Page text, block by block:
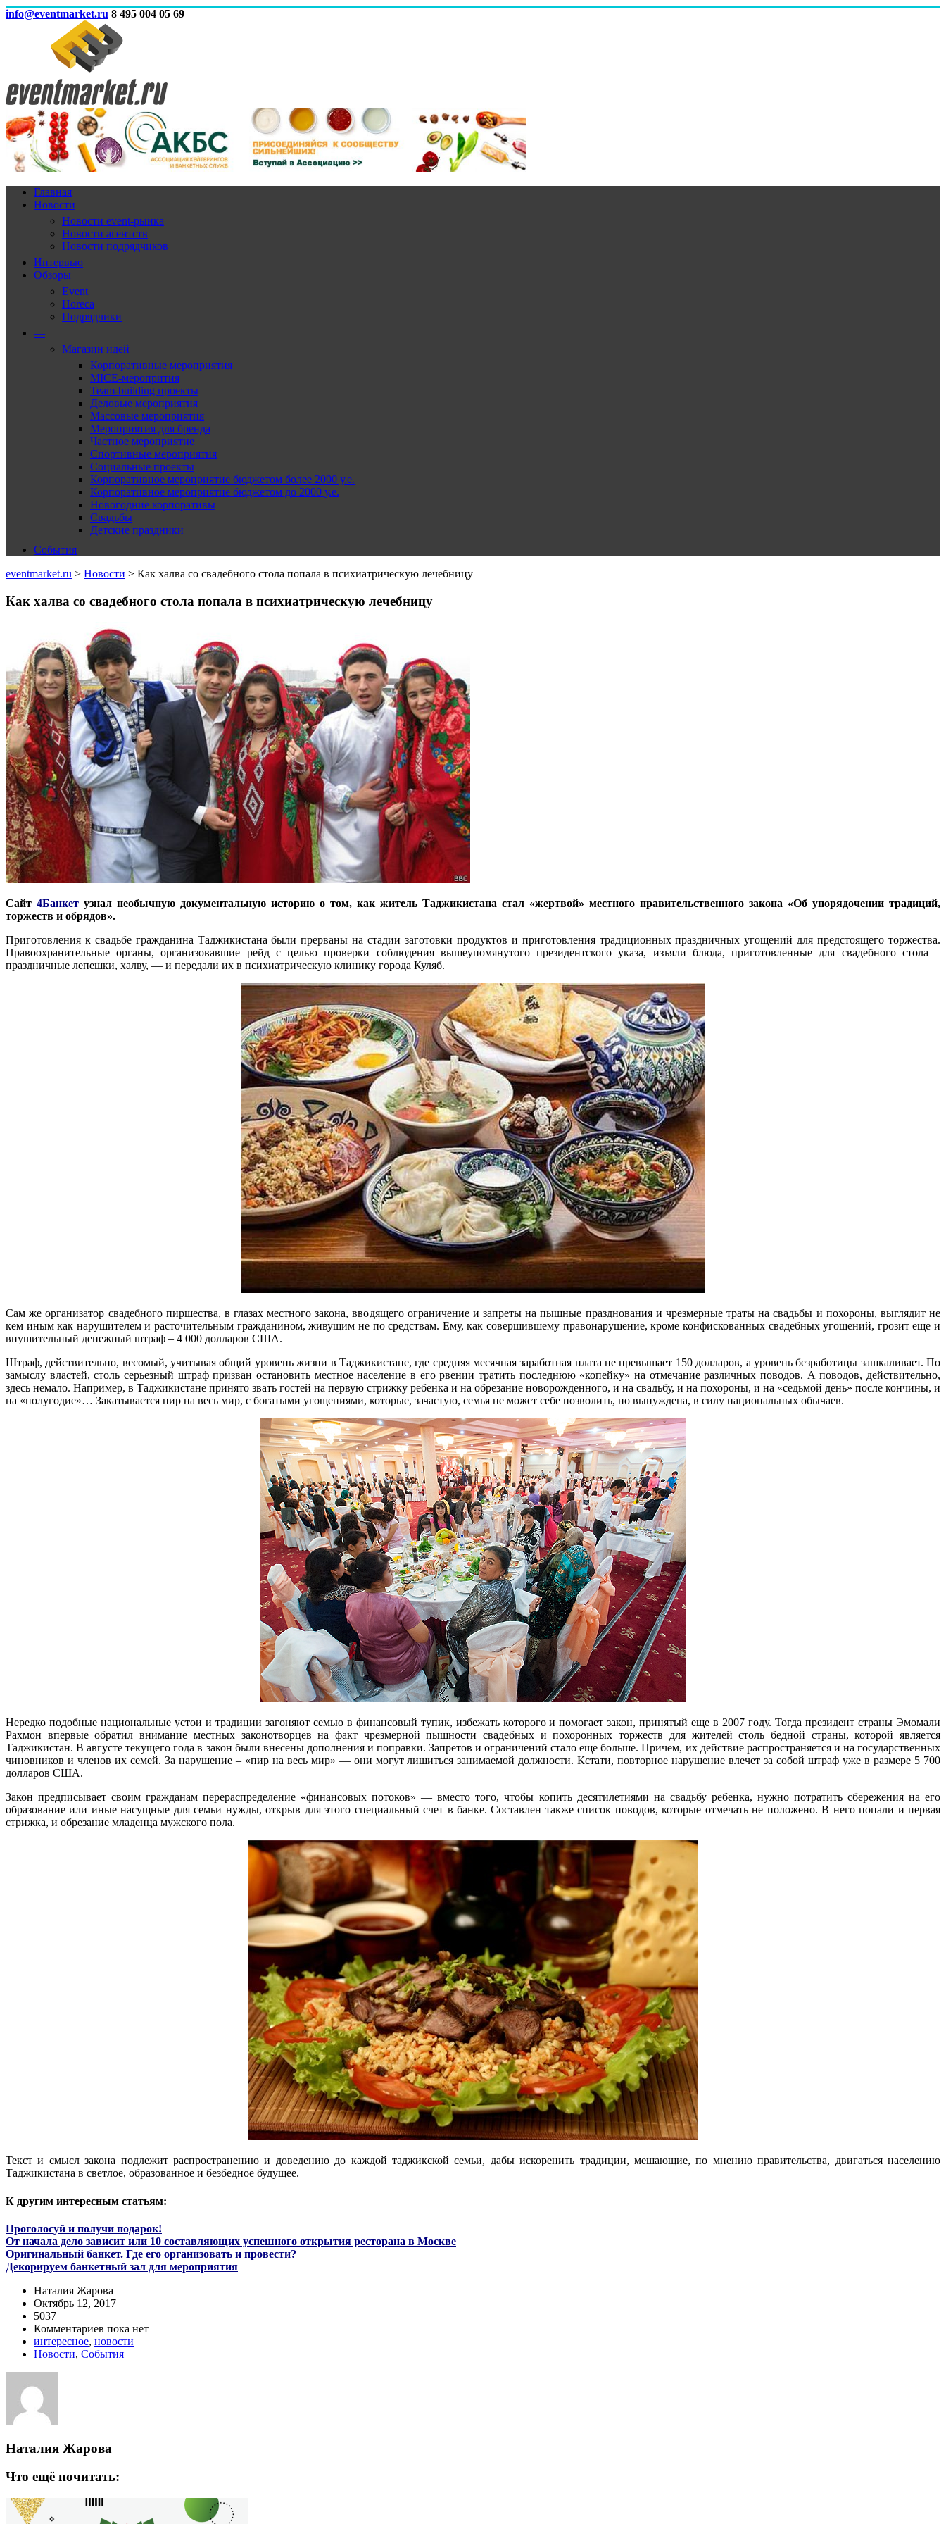
info@eventmarket.ru 8 495 004 05 69
Главная
Новости
Новости event-рынка
Новости агентств
Новости подрядчиков
Интервью
Обзоры
Event
Horeca
Подрядчики
—
Магазин идей
Корпоративные мероприятия
MICE-меропрития
Team-building проекты
Деловые мероприятия
Массовые мероприятия
Мероприятия для бренда
Частное мероприятие
Спортивные мероприятия
Социальные проекты
Корпоративное мероприятие бюджетом более 2000 у.е.
Корпоративное мероприятие бюджетом до 2000 у.е.
Новогодние корпоративы
Свадьбы
Детские праздники
События
eventmarket.ru > Новости > Как халва со свадебного стола попала в психиатрическую лечебницу
Как халва со свадебного стола попала в психиатрическую лечебницу
Сайт 4Банкет узнал необычную документальную историю о том, как житель Таджикистана стал «жертвой» местного правительственного закона «Об упорядочении традиций,
торжеств и обрядов».
Приготовления к свадьбе гражданина Таджикистана были прерваны на стадии заготовки продуктов и приготовления традиционных праздничных угощений для предстоящего торжества.
Правоохранительные органы, организовавшие рейд с целью проверки соблюдения вышеупомянутого президентского указа, изъяли блюда, приготовленные для свадебного стола –
праздничные лепешки, халву, — и передали их в психиатрическую клинику города Куляб.
Сам же организатор свадебного пиршества, в глазах местного закона, вводящего ограничение и запреты на пышные празднования и чрезмерные траты на свадьбы и похороны, выглядит не
кем иным как нарушителем и расточительным гражданином, живущим не по средствам. Ему, как совершившему правонарушение, кроме конфискованных свадебных угощений, грозит еще и
внушительный денежный штраф – 4 000 долларов США.
Штраф, действительно, весомый, учитывая общий уровень жизни в Таджикистане, где средняя месячная заработная плата не превышает 150 долларов, а уровень безработицы зашкаливает. По
замыслу властей, столь серьезный штраф призван остановить местное население в его рвении тратить последнюю «копейку» на отмечание различных поводов. А поводов, действительно,
здесь немало. Например, в Таджикистане принято звать гостей на первую стрижку ребенка и на обрезание новорожденного, и на свадьбу, и на похороны, и на «седьмой день» после кончины, и
на «полугодие»… Закатывается пир на весь мир, с богатыми угощениями, которые, зачастую, семья не может себе позволить, но вынуждена, в силу национальных обычаев.
Нередко подобные национальные устои и традиции загоняют семью в финансовый тупик, избежать которого и помогает закон, принятый еще в 2007 году. Тогда президент страны Эмомали
Рахмон впервые обратил внимание местных законотворцев на факт чрезмерной пышности свадебных и похоронных торжеств для жителей столь бедной страны, которой является
Таджикистан. В августе текущего года в закон были внесены дополнения и поправки. Запретов и ограничений стало еще больше. Причем, их действие распространяется и на государственных
чиновников и членов их семей. За нарушение – «пир на весь мир» — они могут лишиться занимаемой должности. Кстати, повторное нарушение влечет за собой штраф уже в размере 5 700
долларов США.
Закон предписывает своим гражданам перераспределение «финансовых потоков» — вместо того, чтобы копить десятилетиями на свадьбу ребенка, нужно потратить сбережения на его
образование или иные насущные для семьи нужды, открыв для этого специальный счет в банке. Составлен также список поводов, которые отмечать не положено. В него попали и первая
стрижка, и обрезание младенца мужского пола.
Текст и смысл закона подлежит распространению и доведению до каждой таджикской семьи, дабы искоренить традиции, мешающие, по мнению правительства, двигаться населению
Таджикистана в светлое, образованное и безбедное будущее.
К другим интересным статьям:
Проголосуй и получи подарок!
От начала дело зависит или 10 составляющих успешного открытия ресторана в Москве
Оригинальный банкет. Где его организовать и провести?
Декорируем банкетный зал для мероприятия
Наталия Жарова
Октябрь 12, 2017
5037
Комментариев пока нет
интересное, новости
Новости, События
Наталия Жарова
Что ещё почитать: